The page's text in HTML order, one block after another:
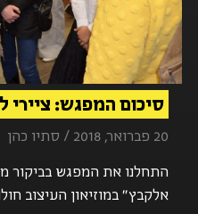
סיכום המפגש: ציירי
20 פברואר, 2018 / סתיו כהן
התחלנו את המפגש בביקור
אלקבץ" במוזיאון העיצוב